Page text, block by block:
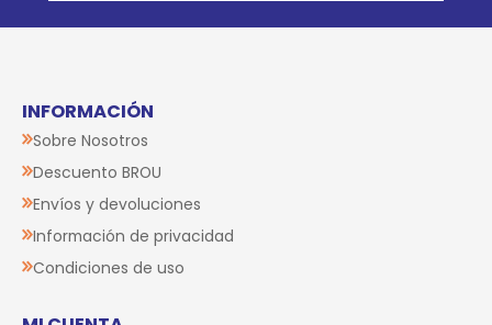
INFORMACIÓN
Sobre Nosotros
Descuento BROU
Envíos y devoluciones
Información de privacidad
Condiciones de uso